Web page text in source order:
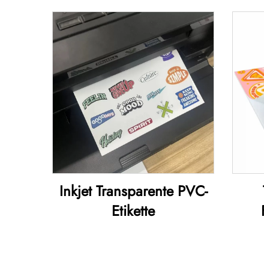
Inkjet Transparente PVC-
Etikette